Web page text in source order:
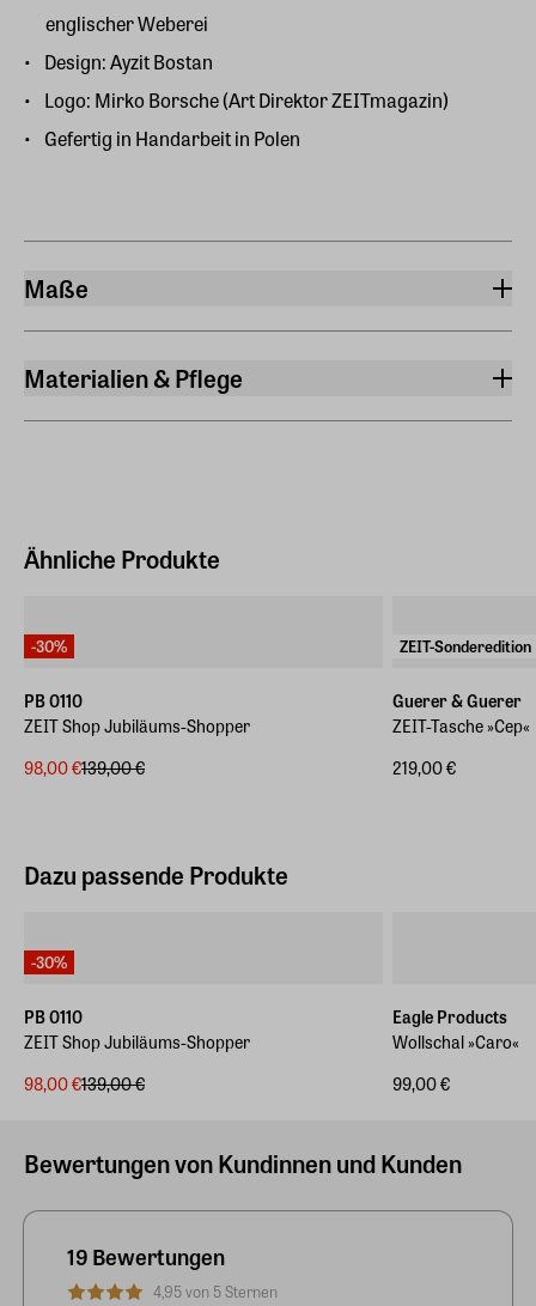
englischer Weberei
Design: Ayzit Bostan
Logo: Mirko Borsche (Art Direktor ZEITmagazin)
Gefertig in Handarbeit in Polen
Maße
Länge
14,50 cm
Materialien & Pflege
Ähnliche Produkte
-30%
PB 0110
ZEIT Shop Jubiläums-Shopper
98,00 €139,00 €
ZEIT-Sonderedition
Guerer & Guerer
ZEIT-Tasche »Cep«
219,00 €
Dazu passende Produkte
-30%
PB 0110
ZEIT Shop Jubiläums-Shopper
98,00 €139,00 €
Eagle Products
Wollschal »Caro«
99,00 €
Bewertungen von Kundinnen und Kunden
19 Bewertungen
4,95 von 5 Sternen